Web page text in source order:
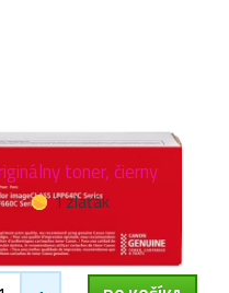
toner, čierny
1 zlaťák